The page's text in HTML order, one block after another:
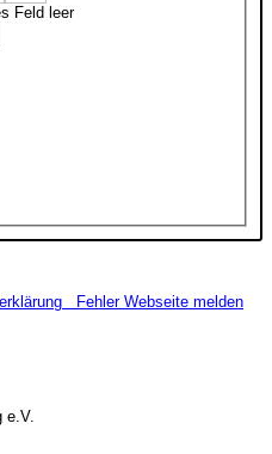
Feld leer
Fehler Webseite melden
e.V.